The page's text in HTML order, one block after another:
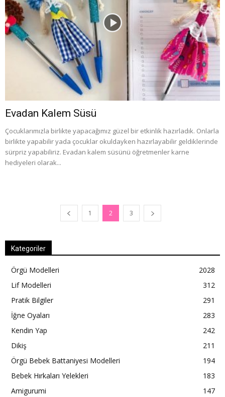
Evadan Kalem Süsü
Çocuklarımızla birlikte yapacağımız güzel bir etkinlik hazırladık. Onlarla
birlikte yapabilir yada çocuklar okuldayken hazırlayabilir geldiklerinde
sürpriz yapabiliriz. Evadan kalem süsünü öğretmenler karne
hediyeleri olarak...
1 2 3
Kategoriler
Örgü Modelleri
2028
Lif Modelleri
312
Pratik Bilgiler
291
İğne Oyaları
283
Kendin Yap
242
Dikiş
211
Örgü Bebek Battaniyesi Modelleri
194
Bebek Hırkaları Yelekleri
183
Amigurumi
147